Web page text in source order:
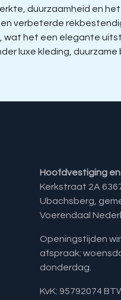
duurzaamheid en
verbeterde
het een elegante
luxe kleding,
Hoofdvestiging en
Kerkstraat 2A
Ubachsberg,
Voerendaal
Openingstijden
afspraak:
donderdag.
KvK: 95792074